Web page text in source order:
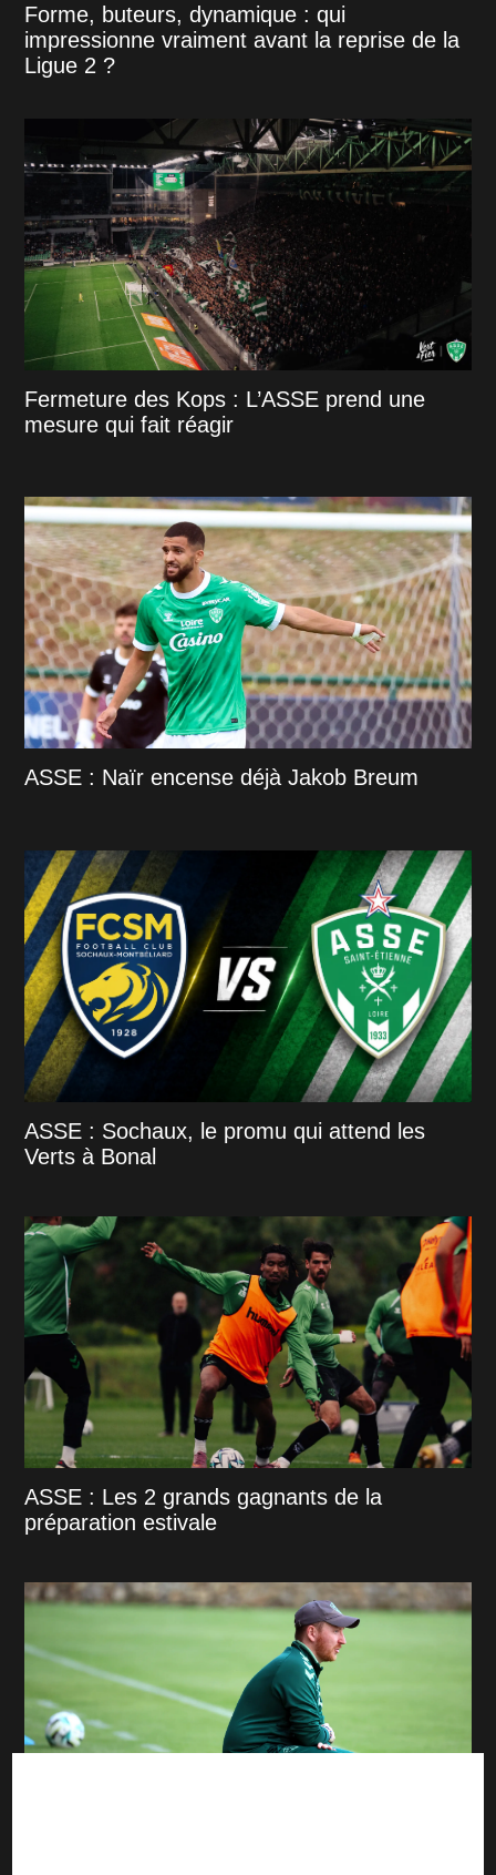
Forme, buteurs, dynamique : qui
impressionne vraiment avant la reprise de la
Ligue 2 ?
Fermeture des Kops : L’ASSE prend une
mesure qui fait réagir
ASSE : Naïr encense déjà Jakob Breum
ASSE : Sochaux, le promu qui attend les
Verts à Bonal
ASSE : Les 2 grands gagnants de la
préparation estivale